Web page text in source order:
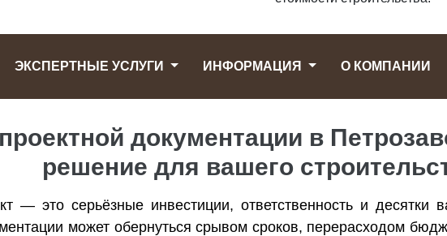
ЭКСПЕРТНЫЕ УСЛУГИ ИНФОРМАЦИЯ О КОМПАНИИ
документации в
решение для вашего
— это серьёзные инвестиции, ответственность и
может обернуться срывом сроков, перерасходом